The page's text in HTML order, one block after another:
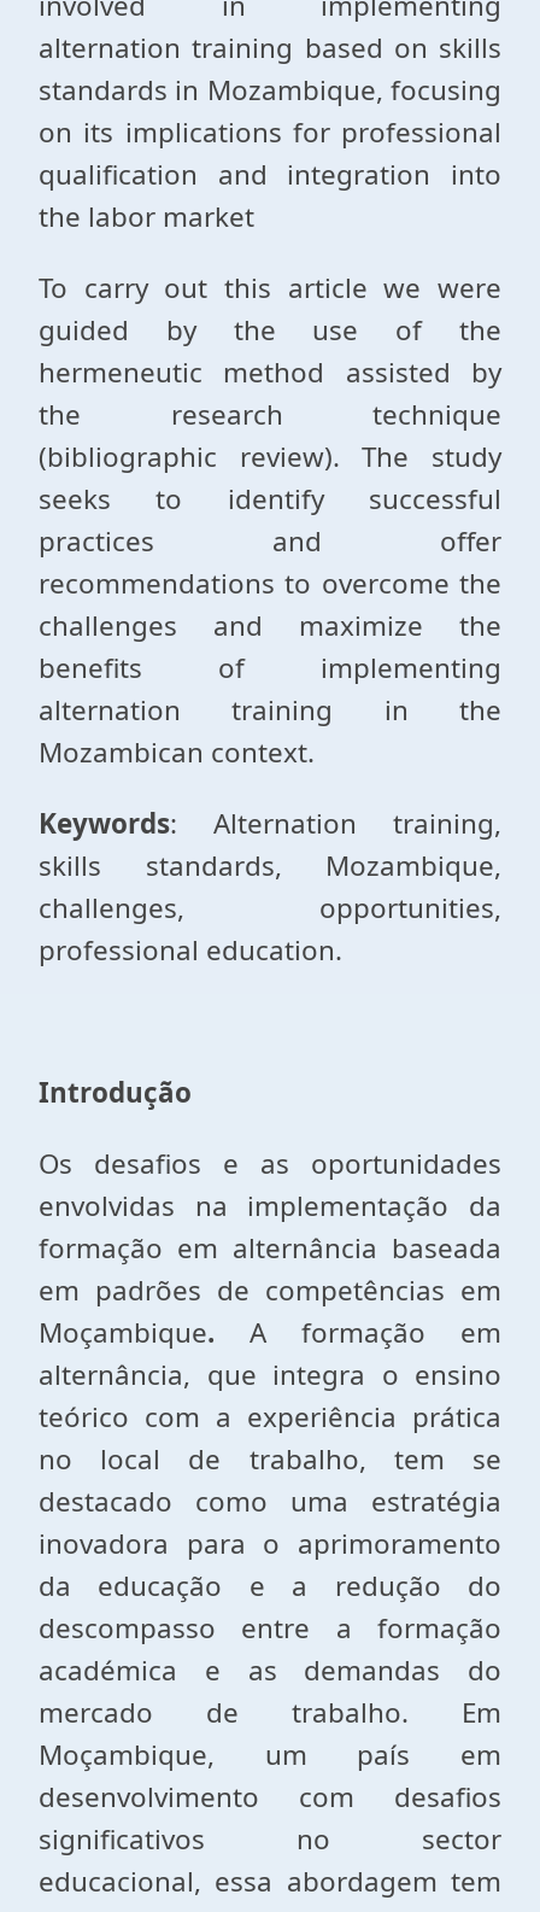
alternation training based on skills
standards in Mozambique, focusing
on its implications for professional
qualification and integration into
the labor market
To carry out this article we were
guided by the use of the
hermeneutic method assisted by
the research technique
(bibliographic review). The study
seeks to identify successful
practices and offer
recommendations to overcome the
challenges and maximize the
benefits of implementing
alternation training in the
Mozambican context.
Keywords: Alternation training,
skills standards, Mozambique,
challenges, opportunities,
professional education.
Introdução
Os desafios e as oportunidades
envolvidas na implementação da
formação em alternância baseada
em padrões de competências em
Moçambique. A formação em
alternância, que integra o ensino
teórico com a experiência prática
no local de trabalho, tem se
destacado como uma estratégia
inovadora para o aprimoramento
da educação e a redução do
descompasso entre a formação
académica e as demandas do
mercado de trabalho. Em
Moçambique, um país em
desenvolvimento com desafios
significativos no sector
educacional, essa abordagem tem